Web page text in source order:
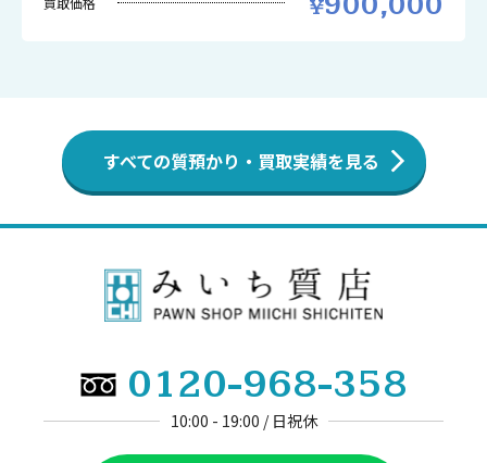
すべての質預かり・買取実績を見る
0120-968-358
10:00 - 19:00 / 日祝休